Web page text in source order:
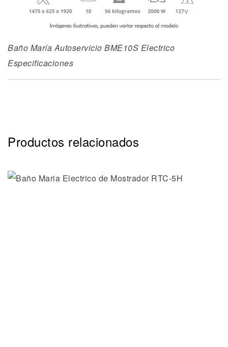
Baño María Autoservicio BME10S Electrico
Especificaciones
Productos relacionados